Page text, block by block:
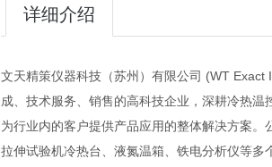
详细介绍
文天精策仪器科技（苏州）有限公司 (WT
成、技术服务、销售的高科技企业，深耕冷热
为行业内的客户提供产品应用的整体解决方案。
拉伸试验机冷热台、液氮温箱、铁电分析仪等多